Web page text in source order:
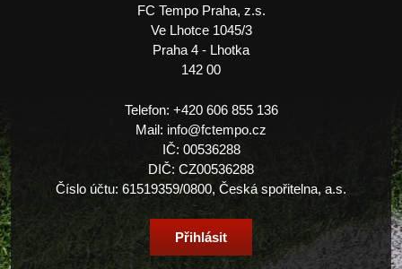
FC Tempo Praha, z.s.
Ve Lhotce 1045/3
Praha 4 - Lhotka
142 00
Telefon: +420 606 855 136
Mail: info@fctempo.cz
IČ: 00536288
DIČ: CZ00536288
Číslo účtu: 61519359/0800, Česká spořitelna, a.s.
Přihlásit